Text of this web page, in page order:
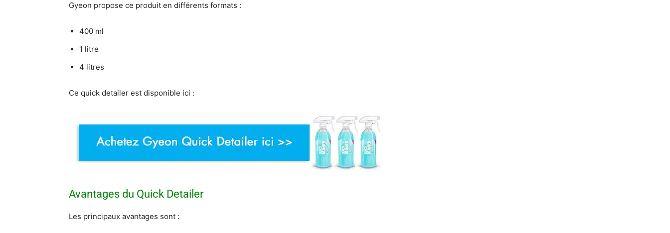
Gyeon propose ce produit en différents formats :
400 ml
1 litre
4 litres
Ce quick detailer est disponible ici :
Avantages du Quick Detailer
Les principaux avantages sont :